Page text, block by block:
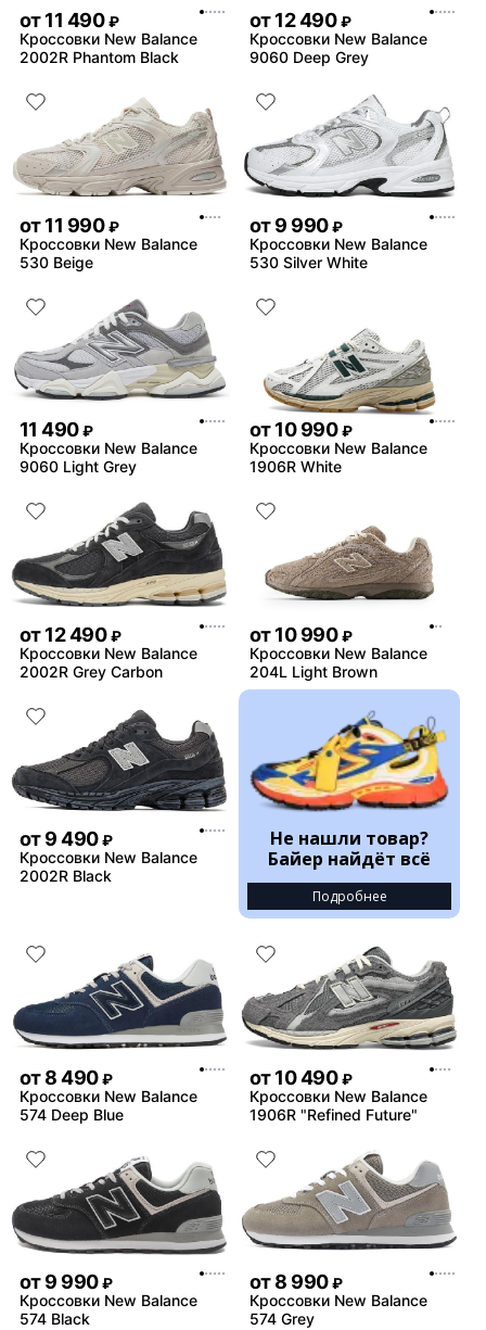
от11 490 ₽
Кроссовки New Balance
2002R Phantom Black
от12 490 ₽
Кроссовки New Balance
9060 Deep Grey
от11 990 ₽
Кроссовки New Balance
530 Beige
от9 990 ₽
Кроссовки New Balance
530 Silver White
11 490 ₽
Кроссовки New Balance
9060 Light Grey
от10 990 ₽
Кроссовки New Balance
1906R White
от12 490 ₽
Кроссовки New Balance
2002R Grey Carbon
от10 990 ₽
Кроссовки New Balance
204L Light Brown
от9 490 ₽
Кроссовки New Balance
2002R Black
Не нашли товар?
Байер найдёт всё
Подробнее
от8 490 ₽
Кроссовки New Balance
574 Deep Blue
от10 490 ₽
Кроссовки New Balance
1906R "Refined Future"
от9 990 ₽
Кроссовки New Balance
574 Black
от8 990 ₽
Кроссовки New Balance
574 Grey